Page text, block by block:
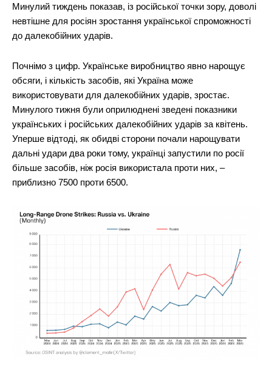
Минулий тиждень показав, із російської точки зору, доволі
невтішне для росіян зростання української спроможності
до далекобійних ударів.
Почнімо з цифр. Українське виробництво явно нарощує
обсяги, і кількість засобів, які Україна може
використовувати для далекобійних ударів, зростає.
Минулого тижня були оприлюднені зведені показники
українських і російських далекобійних ударів за квітень.
Уперше відтоді, як обидві сторони почали нарощувати
дальні удари два роки тому, українці запустили по росії
більше засобів, ніж росія використала проти них, –
приблизно 7500 проти 6500.